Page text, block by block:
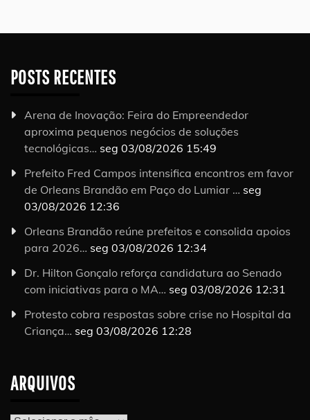
POSTS RECENTES
Arena de Inovação: Feira do Empreendedor
aproxima pequenos negócios de soluções
tecnológicas… seg 03/08/2026 15:49
Prefeito Fred Campos intensifica encontros em favor
de Orleans Brandão em Paço do Lumiar … seg
03/08/2026 12:36
Orleans Brandão reúne prefeitos e consolida apoios
para 2026… seg 03/08/2026 12:34
Dr. Hilton Gonçalo reforça candidatura ao Senado
com iniciativas para o MA… seg 03/08/2026 12:31
Protesto cobra respostas sobre crise no Hospital da
Criança… seg 03/08/2026 12:28
ARQUIVOS